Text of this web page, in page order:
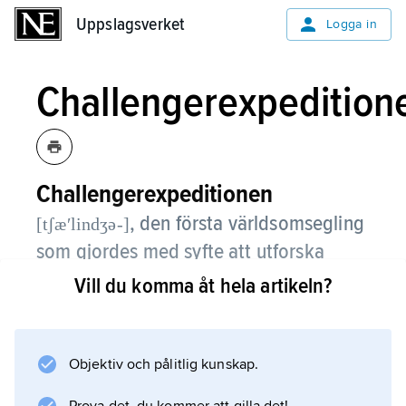
Uppslagsverket Logga in
Challengerexpeditionen
[tʃæʹlindʒə-], den första världsomsegling
som gjordes med syfte att utforska
havens inre.
förfogande av det brittiska amiralitetet.
Vill du komma åt hela artikeln?
Objektiv och pålitlig kunskap.